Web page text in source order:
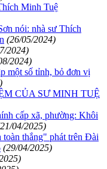
Minh Tuệ
nói: nhà sư Thích
(26/05/2024)
2024)
2024)
một số tỉnh, bỏ đơn vị
CỦA SƯ MINH TUỆ
cấp xã, phường: Khôi
04/2025)
thắng" phát trên Đài
(29/04/2025)